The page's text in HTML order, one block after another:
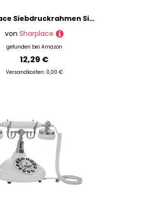
Sharplace Siebdruckrahmen Silk Print Mesh für Leiterplatte, 20 x 25 cm, 77 t
von Sharplace
gefunden bei Amazon
12,29 €
Versandkosten: 0,00 €